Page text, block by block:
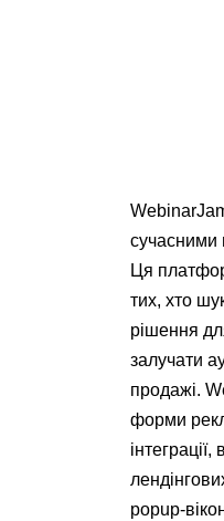
сучасними
Ця
тих, хто
рішення
залучати
продажі.
форми
popup-